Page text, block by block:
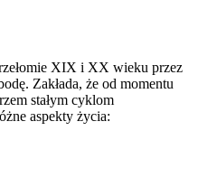
XIX i XX wieku przez
Zakłada, że od momentu
stałym cyklom
aspekty życia: